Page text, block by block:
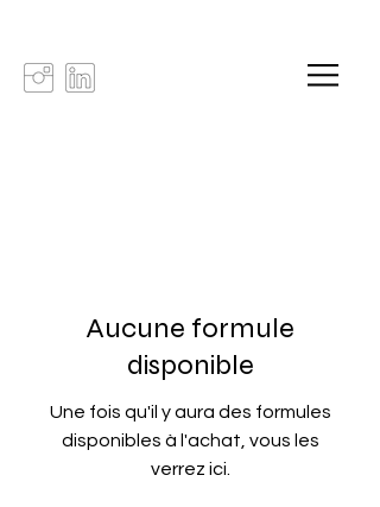
Aucune formule
disponible
Une fois qu'il y aura des formules
disponibles à l'achat, vous les
verrez ici.